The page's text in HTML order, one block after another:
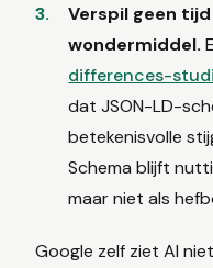
Verspil geen
wondermiddel.
differences-
dat JSON-LD-
betekenisvolle
Schema blijft
maar niet als
Google zelf ziet AI